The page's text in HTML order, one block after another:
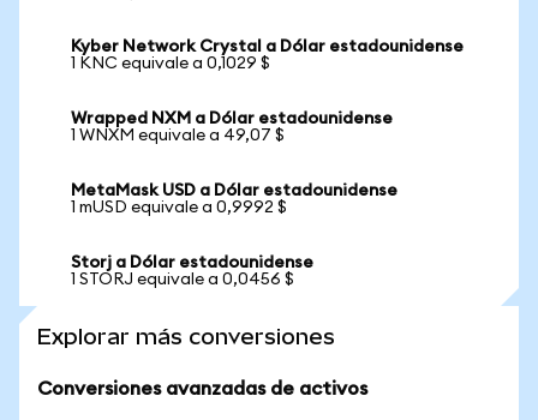
Kyber Network Crystal a Dólar estadounidense
1 KNC equivale a 0,1029 $
Wrapped NXM a Dólar estadounidense
1 WNXM equivale a 49,07 $
MetaMask USD a Dólar estadounidense
1 mUSD equivale a 0,9992 $
Storj a Dólar estadounidense
1 STORJ equivale a 0,0456 $
Explorar más conversiones
Conversiones avanzadas de activos